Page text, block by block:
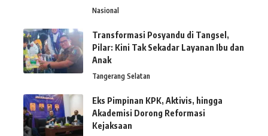
Nasional
Transformasi Posyandu di Tangsel,
Pilar: Kini Tak Sekadar Layanan Ibu dan
Anak
Tangerang Selatan
Eks Pimpinan KPK, Aktivis, hingga
Akademisi Dorong Reformasi
Kejaksaan